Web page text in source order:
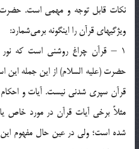
نكات‌ قابل‌ توجه‌ و مهمي‌ است‌. حضرت‌
ويژگيهاي‌ قرآن‌ را اينگونه‌ برمي‌شمارد:
1 – قرآن‌ چراغ‌ روشني‌ است‌ كه‌
حضرت‌ (علیه السلام) از اين‌ جمله‌ اين‌
قرآن‌ سپري‌ شدني‌ نيست‌. آيات‌ و
مثلاً برخي‌ آيات‌ قرآن‌ در مورد خاص‌
شده‌ است‌؛ ولي‌ در عين‌ حال‌ مفهوم‌ اين‌